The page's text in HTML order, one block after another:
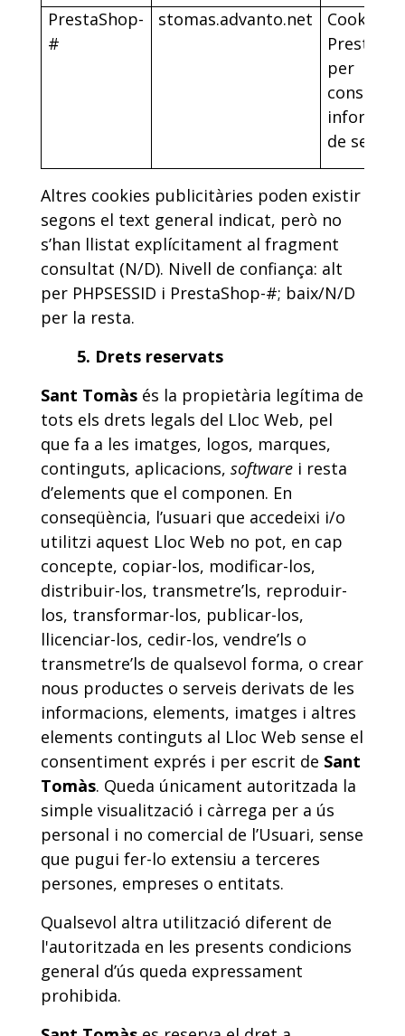
PrestaShop-
#
stomas.advanto.net
Cookie de
per
conservar
de sessió.
Altres cookies publicitàries poden existir
segons el text general indicat, però no
s’han llistat explícitament al fragment
consultat (N/D). Nivell de confiança: alt
per PHPSESSID i PrestaShop-#; baix/N/D
per la resta.
5. Drets reservats
Sant Tomàs és la propietària legítima de
tots els drets legals del Lloc Web, pel
que fa a les imatges, logos, marques,
continguts, aplicacions, software i resta
d’elements que el componen. En
conseqüència, l’usuari que accedeixi i/o
utilitzi aquest Lloc Web no pot, en cap
concepte, copiar-los, modificar-los,
distribuir-los, transmetre’ls, reproduir-
los, transformar-los, publicar-los,
llicenciar-los, cedir-los, vendre’ls o
transmetre’ls de qualsevol forma, o crear
nous productes o serveis derivats de les
informacions, elements, imatges i altres
elements continguts al Lloc Web sense el
consentiment exprés i per escrit de Sant
Tomàs. Queda únicament autoritzada la
simple visualització i càrrega per a ús
personal i no comercial de l’Usuari, sense
que pugui fer-lo extensiu a terceres
persones, empreses o entitats.
Qualsevol altra utilització diferent de
l'autoritzada en les presents condicions
general d’ús queda expressament
prohibida.